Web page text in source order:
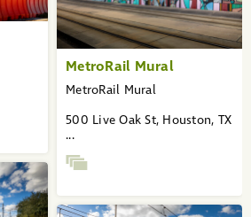
MetroRail Mural
MetroRail Mural
500 Live Oak St, Houston, TX
...